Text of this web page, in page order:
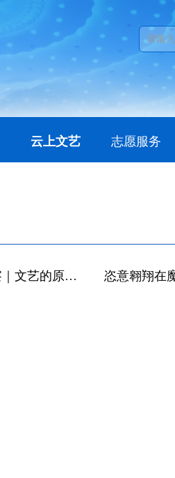
云上文艺 志愿服务
文艺观察｜文艺的原创力最为宝贵